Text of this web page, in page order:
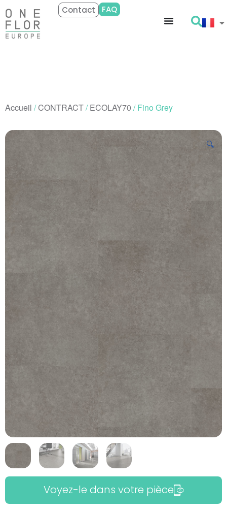
Contact FAQ
Accueil /CONTRACT/ECOLAY70 / Fino Grey
🔍
Voyez-le dans votre pièce